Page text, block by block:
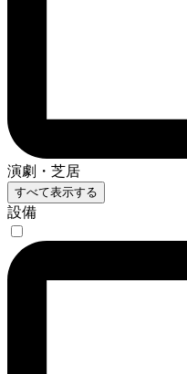
演劇・芝居
すべて表示する
設備